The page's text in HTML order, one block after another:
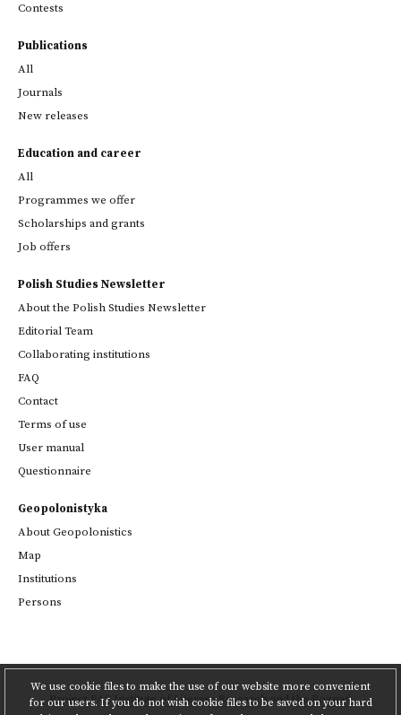
We use cookie files to make the use of our website more convenient
for our users. If you do not wish cookie files to be saved on your hard
Contests
Publications
All
Journals
New releases
Education and career
All
Programmes we offer
Scholarships and grants
Job offers
Polish Studies Newsletter
About the Polish Studies Newsletter
Editorial Team
Collaborating institutions
FAQ
Contact
Terms of use
User manual
Questionnaire
Geopolonistyka
About Geopolonistics
Map
Institutions
Persons
ProjectPAS Institute of Literary Researchandthe Poznań